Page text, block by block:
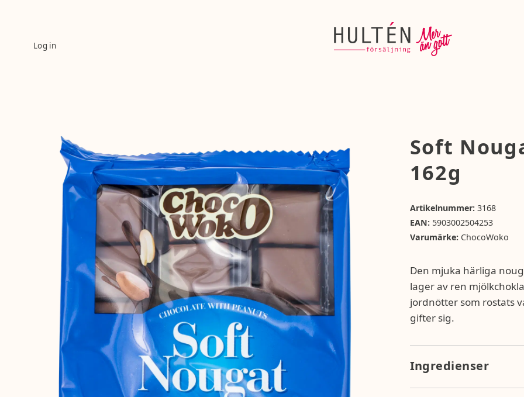
Log in
Soft
162g
Artikelnummer:3168
EAN:5903002504253
Varumärke:ChocoWoko
Den mjuka härliga
lager av ren
jordnötter som rostats
gifter sig.
Ingredienser
mjölkchoklad 24% (socker,